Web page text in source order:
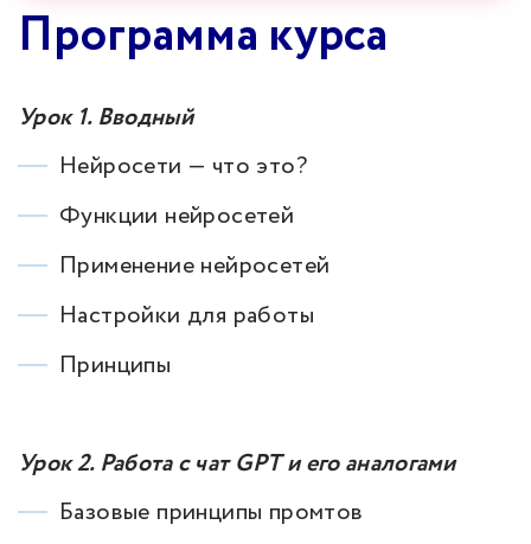
Программа курса
Урок 1. Вводный
Нейросети — что это?
Функции нейросетей
Применение нейросетей
Настройки для работы
Принципы
Урок 2. Работа с чат GPT и его аналогами
Базовые принципы промтов